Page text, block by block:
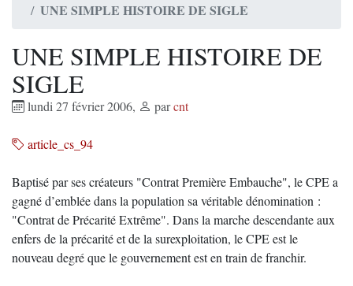
UNE SIMPLE HISTOIRE DE SIGLE
UNE SIMPLE HISTOIRE DE
SIGLE
lundi 27 février 2006, parcnt
article_cs_94
Baptisé par ses créateurs "Contrat Première Embauche", le CPE a
gagné d’emblée dans la population sa véritable dénomination :
"Contrat de Précarité Extrême". Dans la marche descendante aux
enfers de la précarité et de la surexploitation, le CPE est le
nouveau degré que le gouvernement est en train de franchir.